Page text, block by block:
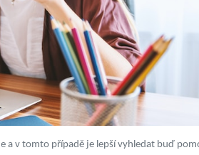
a v tomto případě je lepší vyhledat buď